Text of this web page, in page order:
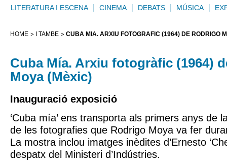
LITERATURA I ESCENA CINEMA DEBATS MÚSICA
HOME I TAMBÉ CUBA MÍA. ARXIU FOTOGRÀFIC (1964) DE RODRIGO
Cuba Mía. Arxiu fotogràfic (1964)
Moya (Mèxic)
Inauguració exposició
‘Cuba mía’ ens transporta als primers anys de
de les fotografies que Rodrigo Moya va fer
La mostra inclou imatges inèdites d’Ernesto
despatx del Ministeri d’Indústries.